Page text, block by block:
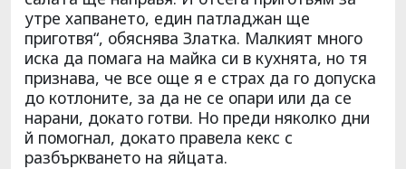
утре хапването, един патладжан ще
приготвя“, обяснява Златка. Малкият много
иска да помага на майка си в кухнята, но тя
признава, че все още я е страх да го допуска
до котлоните, за да не се опари или да се
нарани, докато готви. Но преди няколко дни
й помогнал, докато правела кекс с
разбъркването на яйцата.